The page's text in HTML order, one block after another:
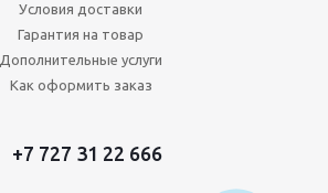
Условия доставки
Гарантия на товар
Дополнительные услуги
Как оформить заказ
+7 727 31 22 666